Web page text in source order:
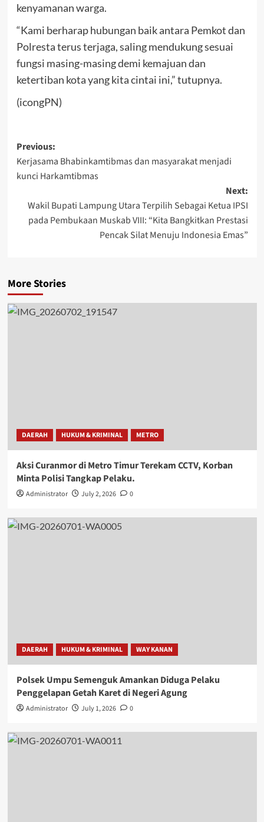
kenyamanan warga.
“Kami berharap hubungan baik antara Pemkot dan
Polresta terus terjaga, saling mendukung sesuai
fungsi masing-masing demi kemajuan dan
ketertiban kota yang kita cintai ini,” tutupnya.
(icongPN)
Post
navigation
Previous:
Kerjasama Bhabinkamtibmas dan masyarakat menjadi
kunci Harkamtibmas
Next:
Wakil Bupati Lampung Utara Terpilih Sebagai Ketua IPSI
pada Pembukaan Muskab VIII: “Kita Bangkitkan Prestasi
Pencak Silat Menuju Indonesia Emas”
More Stories
DAERAH HUKUM & KRIMINAL METRO
Aksi Curanmor di Metro Timur Terekam CCTV, Korban
Minta Polisi Tangkap Pelaku.
Administrator July 2, 2026 0
DAERAH HUKUM & KRIMINAL WAY KANAN
Polsek Umpu Semenguk Amankan Diduga Pelaku
Penggelapan Getah Karet di Negeri Agung
Administrator July 1, 2026 0